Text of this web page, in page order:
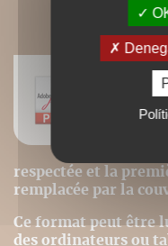
Nos
respectée et la
remplacée par la
Ce format peut être
des ordinateurs ou